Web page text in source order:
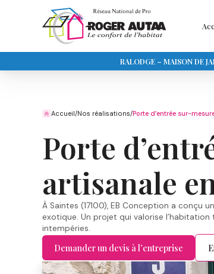
RALODGE – MAISON DE
Accueil/Nos réalisations/Porte d’entrée sur-
Porte
artisanale
À Saintes (17100), EB Conception a conçu
exotique. Un projet qui valorise
intempéries.
Demander un devis à l’entreprise